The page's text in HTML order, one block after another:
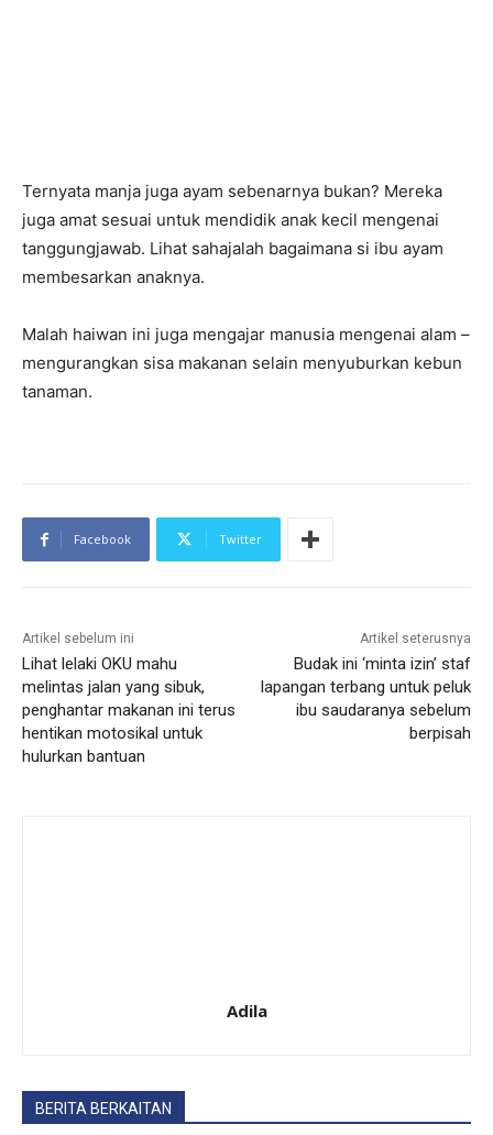
Ternyata manja juga ayam sebenarnya bukan? Mereka
juga amat sesuai untuk mendidik anak kecil mengenai
tanggungjawab. Lihat sahajalah bagaimana si ibu ayam
membesarkan anaknya.
Malah haiwan ini juga mengajar manusia mengenai alam –
mengurangkan sisa makanan selain menyuburkan kebun
tanaman.
Facebook Twitter
Artikel sebelum ini
Lihat lelaki OKU mahu
melintas jalan yang sibuk,
penghantar makanan ini terus
hentikan motosikal untuk
hulurkan bantuan
Artikel seterusnya
Budak ini ‘minta izin’ staf
lapangan terbang untuk peluk
ibu saudaranya sebelum
berpisah
Adila
BERITA BERKAITAN